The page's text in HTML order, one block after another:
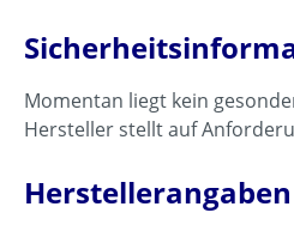
Momentan liegt kein
Hersteller stellt auf
Herstellerangaben